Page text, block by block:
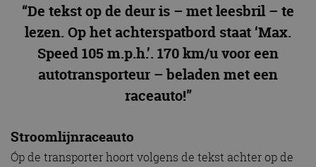
“De tekst op de deur is – met leesbril – te
lezen. Op het achterspatbord staat ‘Max.
Speed 105 m.p.h.’. 170 km/u voor een
autotransporteur – beladen met een
raceauto!”
Stroomlijnraceauto
Óp de transporter hoort volgens de tekst achter op de